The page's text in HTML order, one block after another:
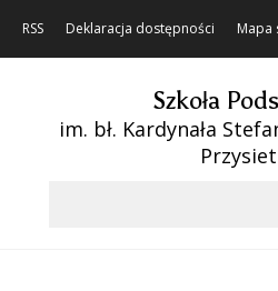
RSS Deklaracja dostępności Mapa
Szkoła
im. bł. Kardynała